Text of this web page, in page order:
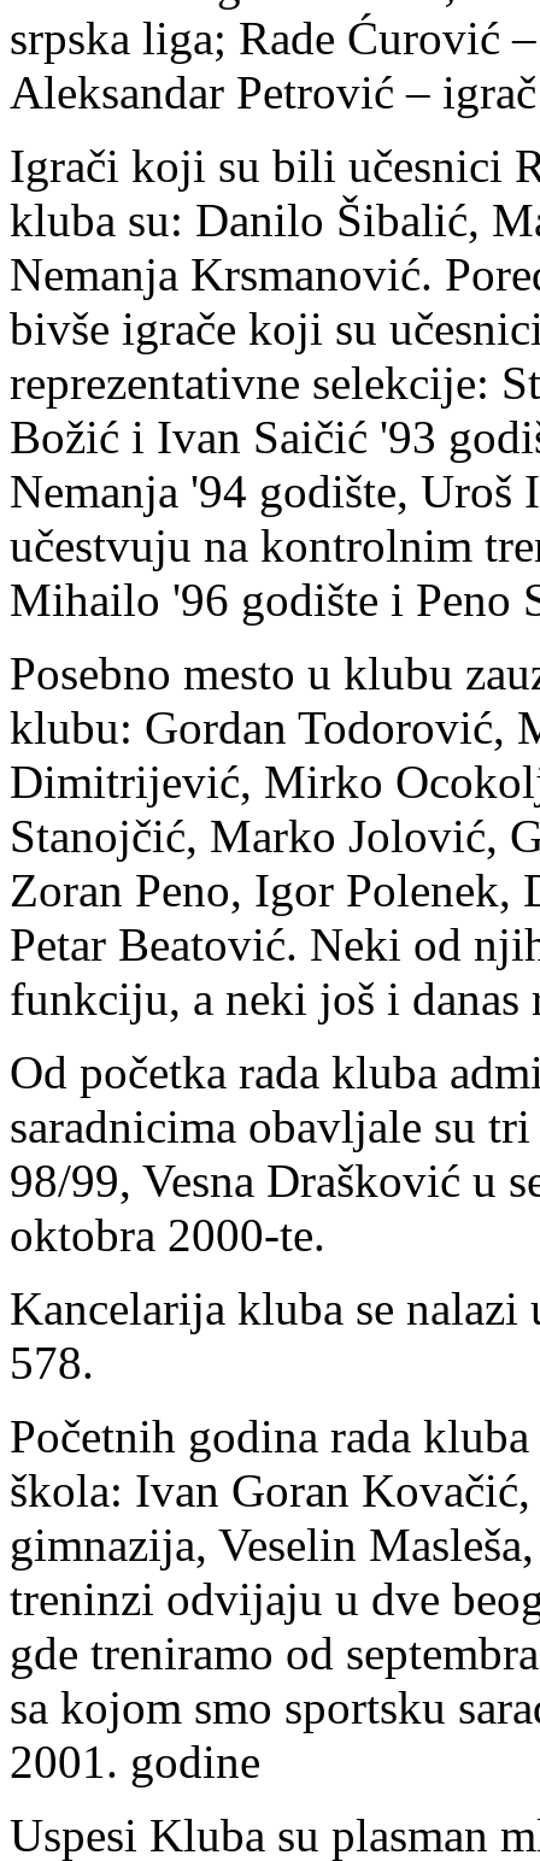
srpska liga; Rade Ćurović
Aleksandar Petrović –
Igrači koji su bili učesnici
kluba su: Danilo Šibalić,
Nemanja Krsmanović.
bivše igrače koji su
reprezentativne selekcije:
Božić i Ivan Saičić '93
Nemanja '94 godište,
učestvuju na kontrolnim
Mihailo '96 godište i Peno
Posebno mesto u klubu
klubu: Gordan Todorović,
Dimitrijević, Mirko
Stanojčić, Marko Jolović,
Zoran Peno, Igor Polenek,
Petar Beatović. Neki od
funkciju, a neki još i danas
Od početka rada kluba
saradnicima obavljale su
98/99, Vesna Drašković u
oktobra 2000-te.
Kancelarija kluba se
578.
Početnih godina rada
škola: Ivan Goran
gimnazija, Veselin
treninzi odvijaju u dve
gde treniramo od
sa kojom smo sportsku
2001. godine
Uspesi Kluba su plasman